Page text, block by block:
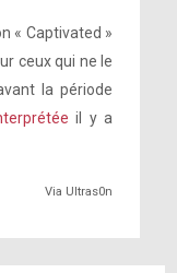
« Captivated »
ceux qui ne le
la période
il y a
Via Ultras0n